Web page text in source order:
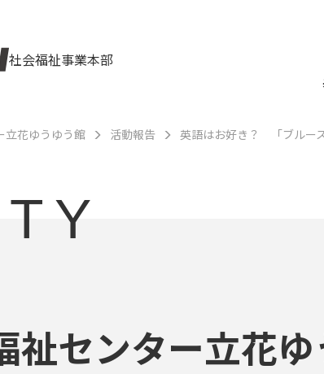
社会福祉事業本部
立花ゆうゆう館 活動報告 英語はお好き？ 「ブル
祉センター立花